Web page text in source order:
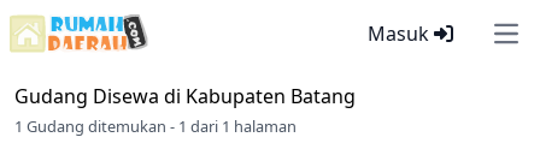
Masuk
Gudang Disewa di Kabupaten Batang
1 Gudang ditemukan - 1 dari 1 halaman